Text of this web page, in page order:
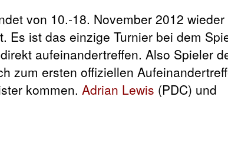
von 10.-18. November 2012
Es ist das einzige Turnier bei dem
aufeinandertreffen. Also Spieler
zum ersten offiziellen
kommen. Adrian Lewis (PDC) und